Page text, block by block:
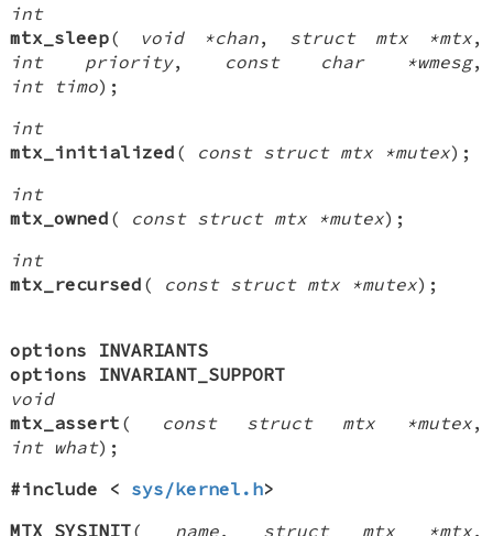
int
mtx_sleep( void *chan, struct mtx *mtx,
int priority, const char *wmesg,
int timo);
int
mtx_initialized ( const struct mtx *mutex);
int
mtx_owned ( const struct mtx *mutex);
int
mtx_recursed ( const struct mtx *mutex);
options INVARIANTS
options INVARIANT_SUPPORT
void
mtx_assert ( const struct mtx *mutex,
int what);
#include < sys/kernel.h>
MTX_SYSINIT( name, struct mtx *mtx,